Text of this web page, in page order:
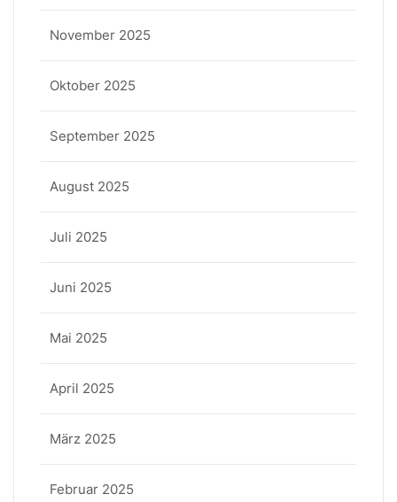
November 2025
Oktober 2025
September 2025
August 2025
Juli 2025
Juni 2025
Mai 2025
April 2025
März 2025
Februar 2025